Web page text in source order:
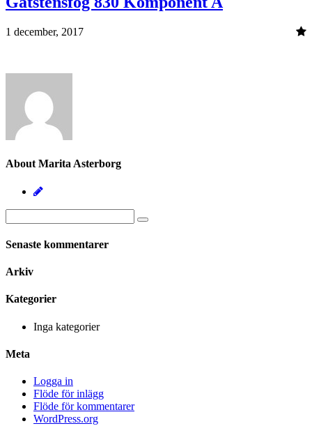
1 december, 2017
About Marita Asterborg
Senaste kommentarer
Arkiv
Kategorier
Inga kategorier
Meta
Logga in
Flöde för inlägg
Flöde för kommentarer
WordPress.org